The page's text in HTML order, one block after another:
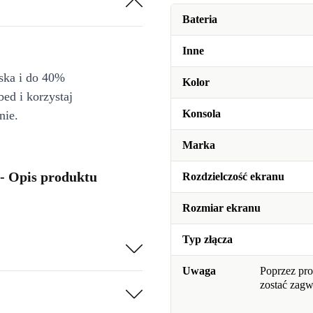
Bateria
Inne
Kolor
Konsola
Marka
Rozdzielczość ekranu
Rozmiar ekranu
Typ złącza
Uwaga
Poprzez
zostać
i do 40%
i korzystaj
Opis produktu